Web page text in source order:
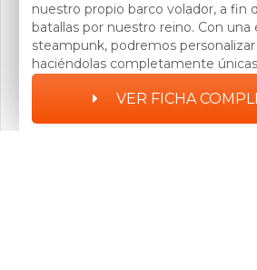
nuestro propio barco volador, a fin
batallas por nuestro reino. Con una
steampunk, podremos
haciéndolas completamente
inconfundible. Embárcate en esta
VER FICHA